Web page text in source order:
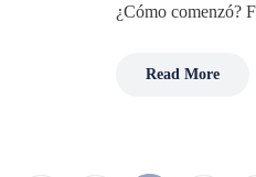
¿Cómo comenzó?
Read More